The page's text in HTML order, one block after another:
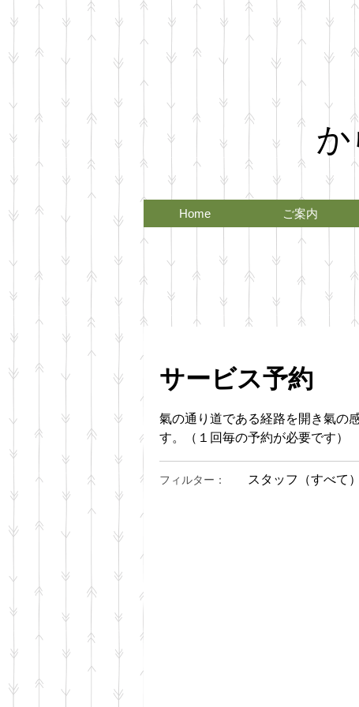
か
Home ご案内
サービス予約
氣の通り道である経路を開き氣の
す。（１回毎の予約が必要です）
フィルター： スタッフ（すべて）